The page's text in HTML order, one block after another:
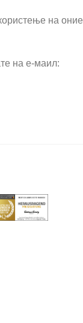
на оние
на е-маил: